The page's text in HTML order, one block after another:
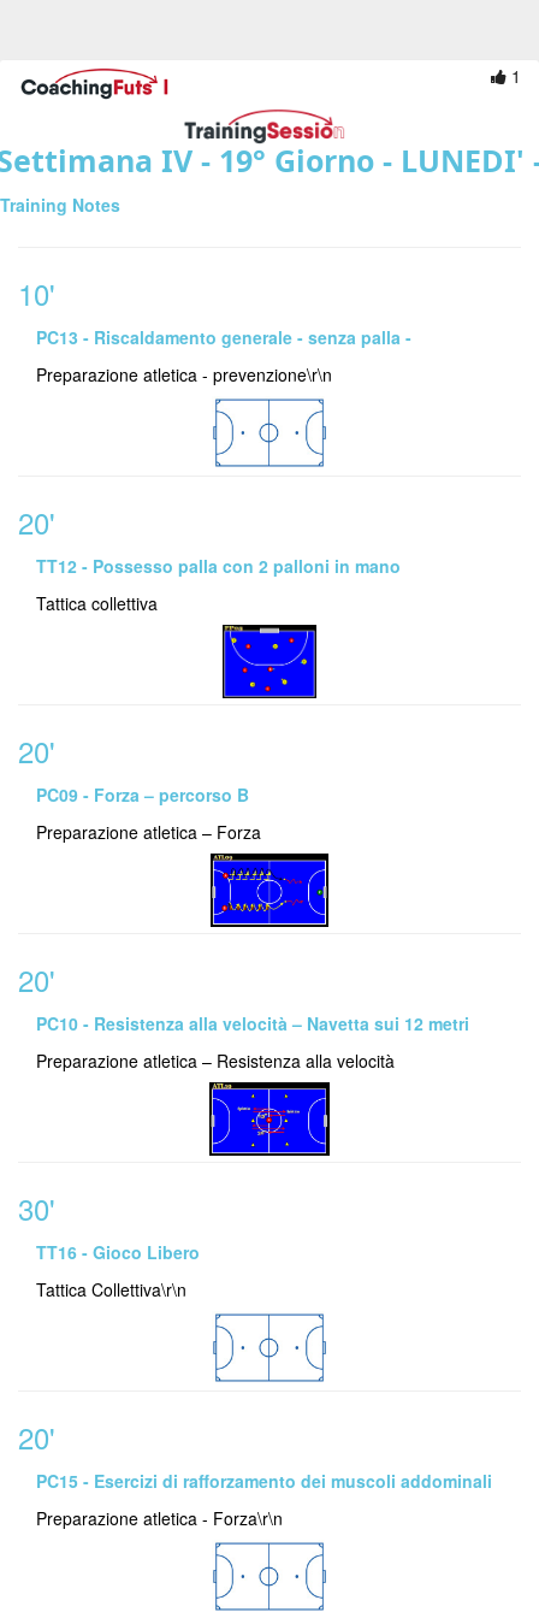
1
IV - 19° Giorno - LUNEDI'
Training Notes
10'
PC13 - Riscaldamento generale - senza palla -
Preparazione atletica - prevenzione\r\n
20'
TT12 - Possesso palla con 2 palloni in mano
Tattica collettiva
20'
PC09 - Forza – percorso B
Preparazione atletica – Forza
20'
PC10 - Resistenza alla velocità – Navetta sui 12 metri
Preparazione atletica – Resistenza alla velocità
30'
TT16 - Gioco Libero
Tattica Collettiva\r\n
20'
PC15 - Esercizi di rafforzamento dei muscoli addominali
Preparazione atletica - Forza\r\n